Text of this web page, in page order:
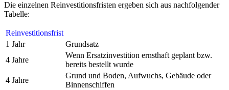
Die einzelnen Reinvestitionsfristen ergeben sich aus nachfolgender
Tabelle:
Reinvestitionsfrist
1 Jahr
Grundsatz
4 Jahre
Wenn Ersatzinvestition ernsthaft geplant bzw.
bereits bestellt wurde
4 Jahre
Grund und Boden, Aufwuchs, Gebäude oder
Binnenschiffen